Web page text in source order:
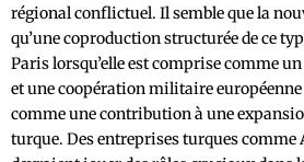
régional conflictuel. Il semble que la
qu’une coproduction structurée de ce
Paris lorsqu’elle est comprise comme
et une coopération militaire
comme une contribution à une
turque. Des entreprises turques comme